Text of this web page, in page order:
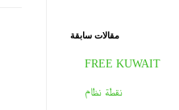
مقالات سابقة
FREE KUWAIT
نقطة نظام